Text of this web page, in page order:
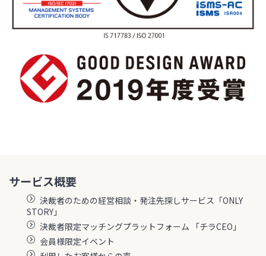
サービス概要
決裁者のための経営相談・発注先探しサービス「ONLY
STORY」
決裁者限定マッチングプラットフォーム 「チラCEO」
会員様限定イベント